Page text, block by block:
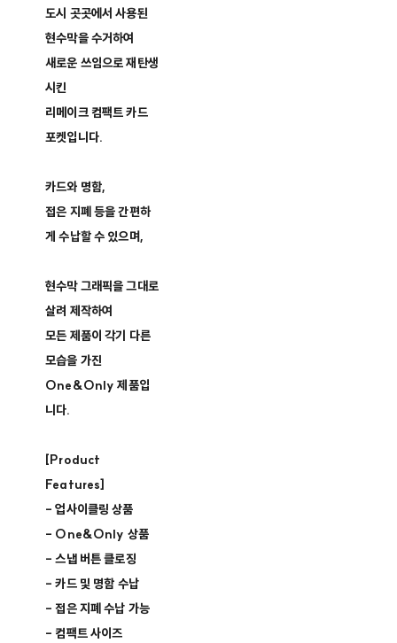
도시 곳곳에서 사용된
현수막을 수거하여
새로운 쓰임으로 재탄생
시킨
리메이크 컴팩트 카드
포켓입니다.
카드와 명함,
접은 지폐 등을 간편하
게 수납할 수 있으며,
현수막 그래픽을 그대로
살려 제작하여
모든 제품이 각기 다른
모습을 가진
One&Only 제품입
니다.
[Product
Features]
- 업사이클링 상품
- One&Only 상품
- 스냅 버튼 클로징
- 카드 및 명함 수납
- 접은 지폐 수납 가능
- 컴팩트 사이즈